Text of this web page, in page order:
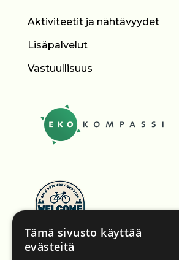
Aktiviteetit ja nähtävyydet
Lisäpalvelut
Vastuullisuus
Tämä sivusto käyttää
evästeitä